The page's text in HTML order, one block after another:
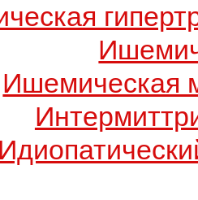
Ишемическая